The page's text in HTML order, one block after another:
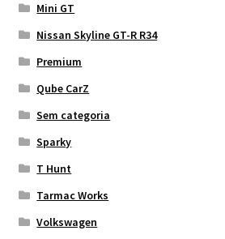
Mini GT
Nissan Skyline GT-R R34
Premium
Qube CarZ
Sem categoria
Sparky
T Hunt
Tarmac Works
Volkswagen